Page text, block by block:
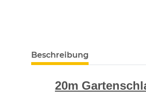
Beschreibung
20m